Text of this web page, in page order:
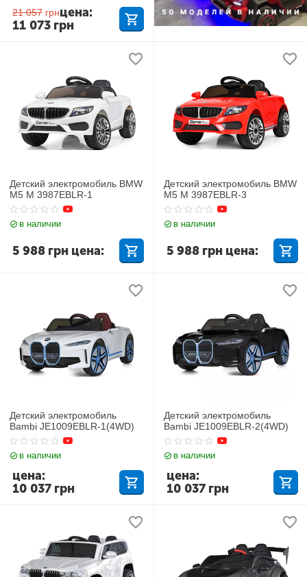
21 057 грн
11 073 грн
цена:
Детский электромобиль BMW
M5 M 3987EBLR-1
в наличии
5 988 грн цена:
Детский электромобиль BMW
M5 M 3987EBLR-3
в наличии
5 988 грн цена:
Детский электромобиль
Bambi JE1009EBLR-1(4WD)
в наличии
10 037 грн
цена:
Детский электромобиль
Bambi JE1009EBLR-2(4WD)
в наличии
10 037 грн
цена: